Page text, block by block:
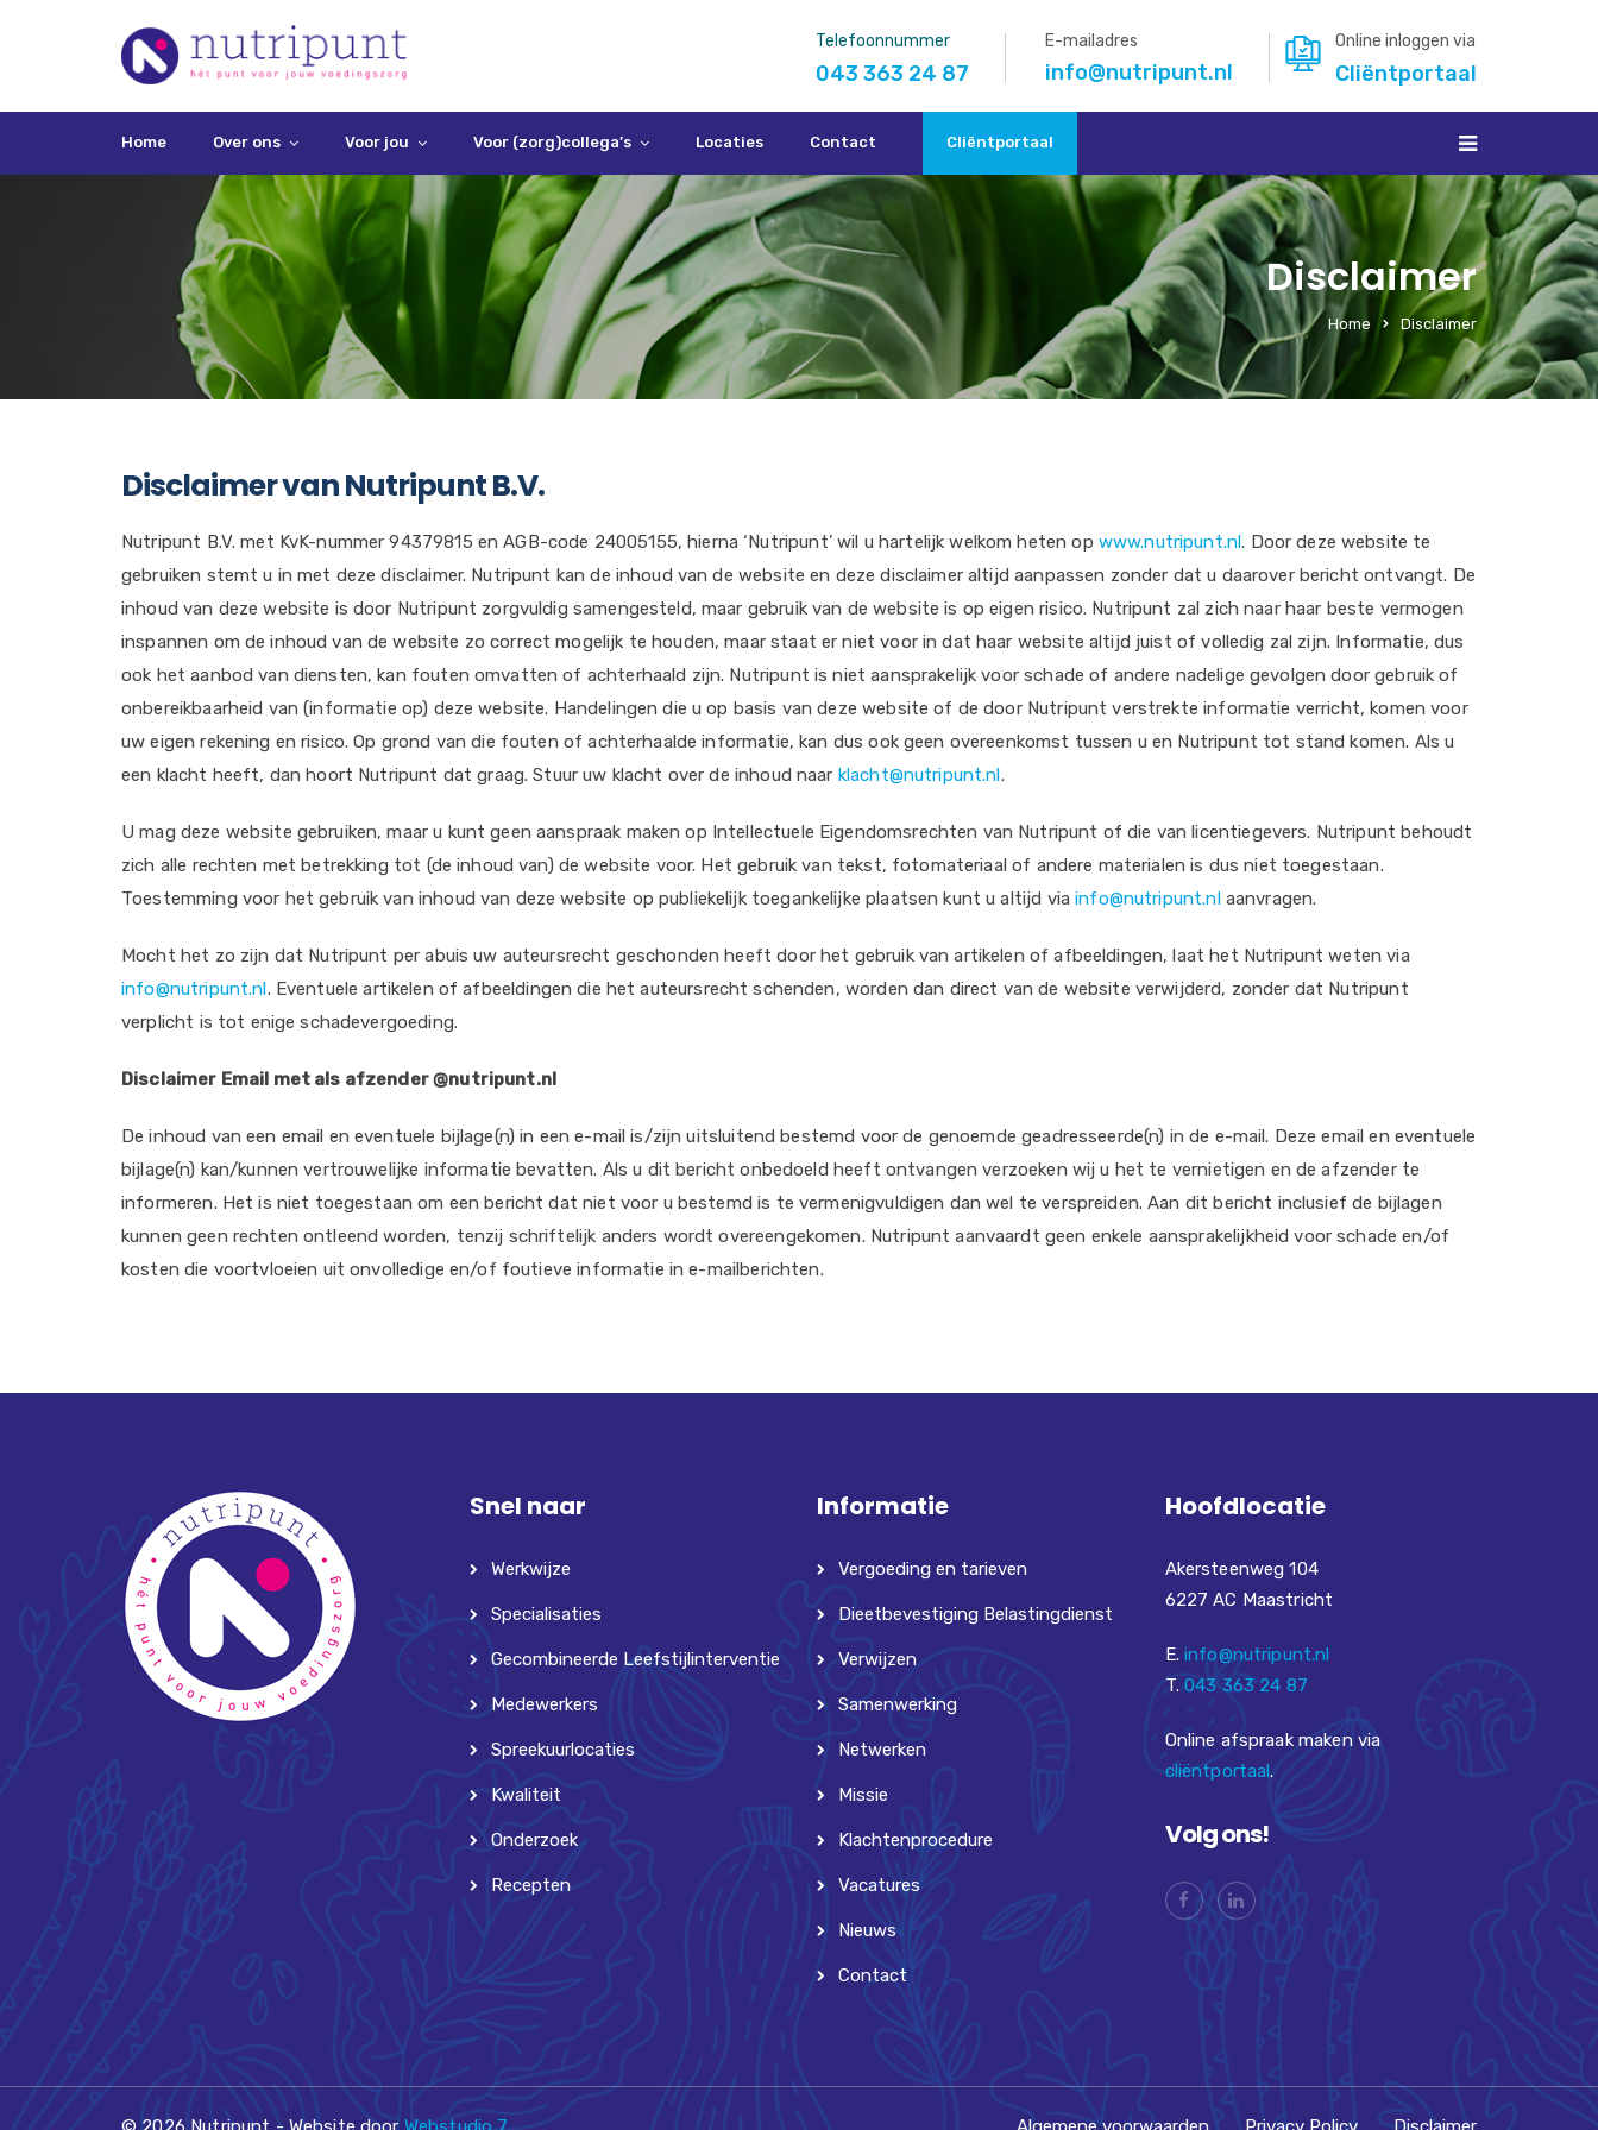
Telefoonnummer
043 363 24 87
E-mailadres
info@nutripunt.nl
Online inloggen via
Cliëntportaal
Home Over ons Voor jou Voor (zorg)collega’s Locaties Contact Cliëntportaal
Disclaimer
Home Disclaimer
Disclaimer van Nutripunt B.V.
Nutripunt B.V. met KvK-nummer 94379815 en AGB-code 24005155, hierna ‘Nutripunt’ wil u hartelijk welkom heten op www.nutripunt.nl. Door deze website te
gebruiken stemt u in met deze disclaimer. Nutripunt kan de inhoud van de website en deze disclaimer altijd aanpassen zonder dat u daarover bericht ontvangt. De
inhoud van deze website is door Nutripunt zorgvuldig samengesteld, maar gebruik van de website is op eigen risico. Nutripunt zal zich naar haar beste vermogen
inspannen om de inhoud van de website zo correct mogelijk te houden, maar staat er niet voor in dat haar website altijd juist of volledig zal zijn. Informatie, dus
ook het aanbod van diensten, kan fouten omvatten of achterhaald zijn. Nutripunt is niet aansprakelijk voor schade of andere nadelige gevolgen door gebruik of
onbereikbaarheid van (informatie op) deze website. Handelingen die u op basis van deze website of de door Nutripunt verstrekte informatie verricht, komen voor
uw eigen rekening en risico. Op grond van die fouten of achterhaalde informatie, kan dus ook geen overeenkomst tussen u en Nutripunt tot stand komen. Als u
een klacht heeft, dan hoort Nutripunt dat graag. Stuur uw klacht over de inhoud naar klacht@nutripunt.nl.
U mag deze website gebruiken, maar u kunt geen aanspraak maken op Intellectuele Eigendomsrechten van Nutripunt of die van licentiegevers. Nutripunt behoudt
zich alle rechten met betrekking tot (de inhoud van) de website voor. Het gebruik van tekst, fotomateriaal of andere materialen is dus niet toegestaan.
Toestemming voor het gebruik van inhoud van deze website op publiekelijk toegankelijke plaatsen kunt u altijd viainfo@nutripunt.nlaanvragen.
Mocht het zo zijn dat Nutripunt per abuis uw auteursrecht geschonden heeft door het gebruik van artikelen of afbeeldingen, laat het Nutripunt weten via
info@nutripunt.nl. Eventuele artikelen of afbeeldingen die het auteursrecht schenden, worden dan direct van de website verwijderd, zonder dat Nutripunt
verplicht is tot enige schadevergoeding.
Disclaimer Email met als afzender @nutripunt.nl
De inhoud van een email en eventuele bijlage(n) in een e-mail is/zijn uitsluitend bestemd voor de genoemde geadresseerde(n) in de e-mail. Deze email en eventuele
bijlage(n) kan/kunnen vertrouwelijke informatie bevatten. Als u dit bericht onbedoeld heeft ontvangen verzoeken wij u het te vernietigen en de afzender te
informeren. Het is niet toegestaan om een bericht dat niet voor u bestemd is te vermenigvuldigen dan wel te verspreiden. Aan dit bericht inclusief de bijlagen
kunnen geen rechten ontleend worden, tenzij schriftelijk anders wordt overeengekomen. Nutripunt aanvaardt geen enkele aansprakelijkheid voor schade en/of
kosten die voortvloeien uit onvolledige en/of foutieve informatie in e-mailberichten.
Snel naar
Werkwijze
Specialisaties
Gecombineerde Leefstijlinterventie
Medewerkers
Spreekuurlocaties
Kwaliteit
Onderzoek
Recepten
Informatie
Vergoeding en tarieven
Dieetbevestiging Belastingdienst
Verwijzen
Samenwerking
Netwerken
Missie
Klachtenprocedure
Vacatures
Nieuws
Contact
Hoofdlocatie
Akersteenweg 104
6227 AC Maastricht
E. info@nutripunt.nl
T.043 363 24 87
Online afspraak maken via
cliëntportaal.
Volg ons!